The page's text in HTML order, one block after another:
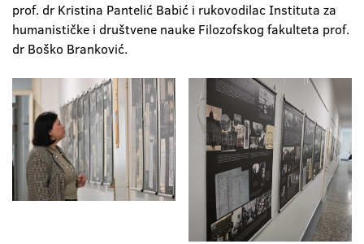
prof. dr Kristina Pantelić Babić i rukovodilac Instituta za
humanističke i društvene nauke Filozofskog fakulteta prof.
dr Boško Branković.